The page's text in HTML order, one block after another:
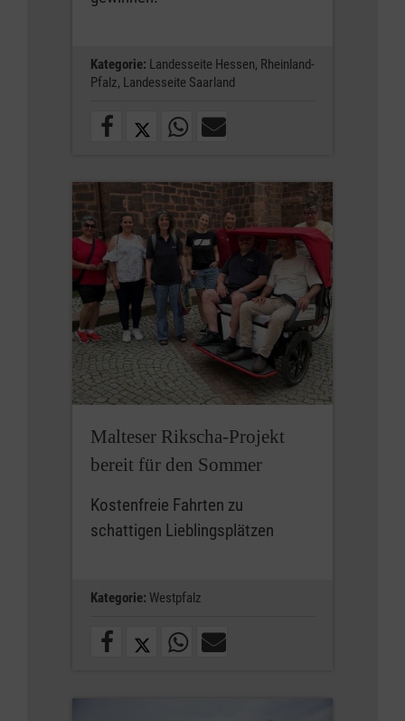
Kategorie: Landesseite Hessen, Rheinland-
Pfalz, Landesseite Saarland
Malteser Rikscha-Projekt
bereit für den Sommer
Kostenfreie Fahrten zu
schattigen Lieblingsplätzen
Kategorie: Westpfalz